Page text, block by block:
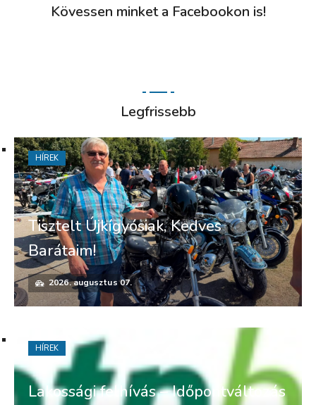
Kövessen minket a Facebookon is!
Legfrissebb
Tisztelt Újkígyósiak, Kedves
Barátaim!
2026. augusztus 07.
HÍREK
Lakossági felhívás – Időpontváltozás
HÍREK